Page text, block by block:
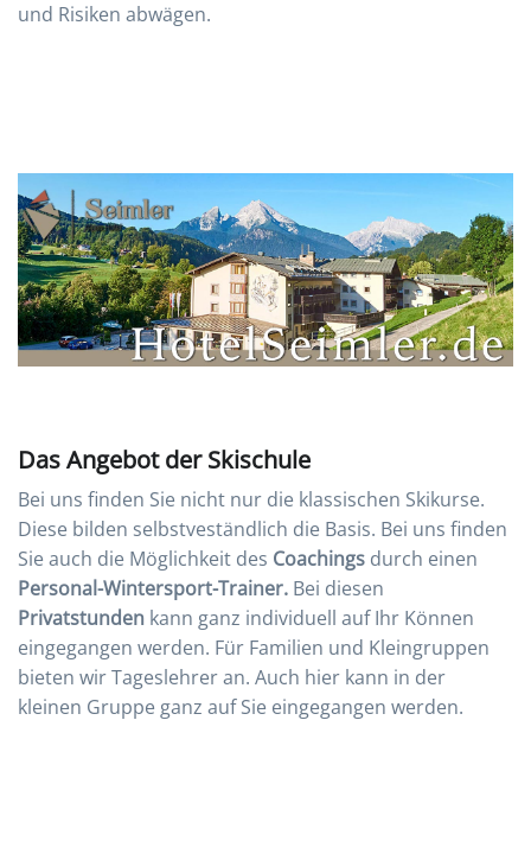
und Risiken abwägen.
Das Angebot der Skischule
Bei uns finden Sie nicht nur die klassischen Skikurse.
Diese bilden selbstveständlich die Basis. Bei uns finden
Sie auch die Möglichkeit des Coachings durch einen
Personal-Wintersport-Trainer. Bei diesen
Privatstunden kann ganz individuell auf Ihr Können
eingegangen werden. Für Familien und Kleingruppen
bieten wir Tageslehrer an. Auch hier kann in der
kleinen Gruppe ganz auf Sie eingegangen werden.